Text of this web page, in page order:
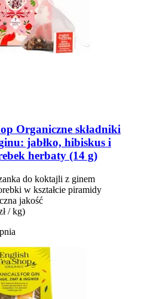
Organiczne składniki
jabłko, hibiskus i
herbaty (14 g)
do koktajli z ginem
w kształcie piramidy
jakość
/ kg)